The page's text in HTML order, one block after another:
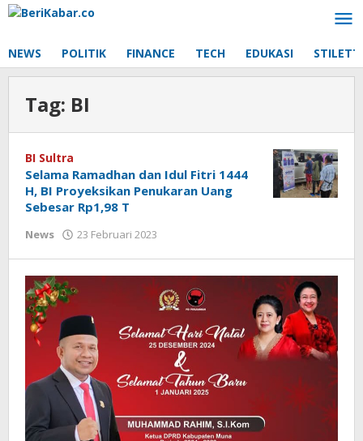
Lewati
NEWS POLITIK FINANCE TECH EDUKASI
Tag: BI
BI Sultra
Selama Ramadhan dan Idul Fitri 1444
H, BI Proyeksikan Penukaran Uang
Sebesar Rp1,98 T
News 23 Februari 2023
Kabar